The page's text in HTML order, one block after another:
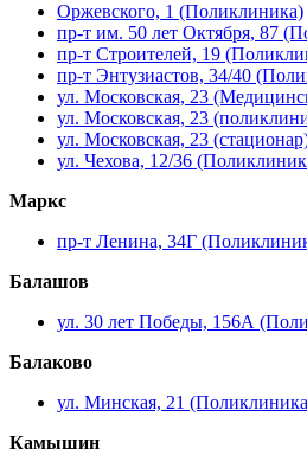
Оржевского, 1 (Поликлиника)
пр-т им. 50 лет Октября, 87
пр-т Строителей, 19
пр-т Энтузиастов, 34/40
ул. Московская, 23
ул. Московская, 23
ул. Московская, 23
ул. Чехова, 12/36
Маркс
пр-т Ленина, 34Г
Балашов
ул. 30 лет Победы, 156А
Балаково
ул. Минская, 21
Камышин